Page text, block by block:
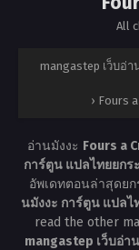
All
mangastep เว็บอ่
› Fours
อ่านมังงะ Fours a
การ์ตูน แปลไทยยก
อัพเดทตอนล่าสุดย
นมังงะ การ์ตูน แปล
read the other
mangastep เว็บอ่า